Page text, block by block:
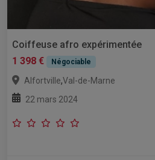
Coiffeuse afro expérimentée
1 398 €
Négociable
Alfortville,Val-de-Marne
22 mars 2024